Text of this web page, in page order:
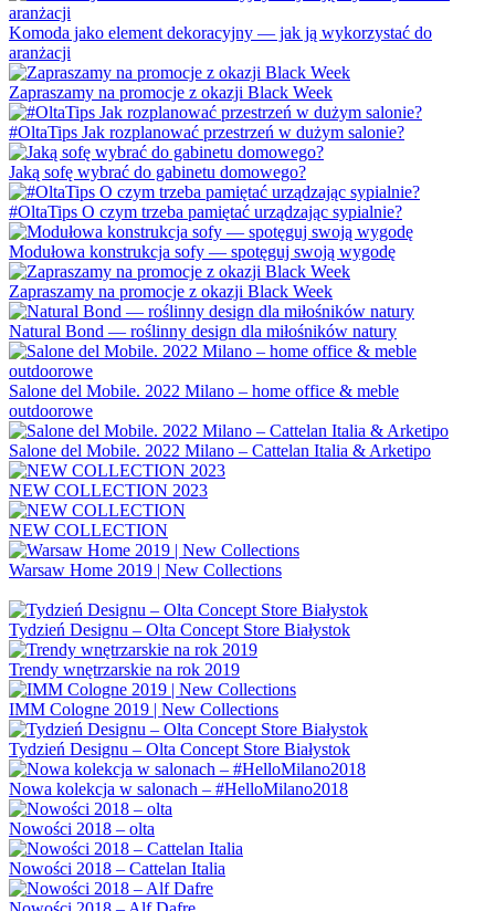
Komoda jako element dekoracyjny — jak ją wykorzystać do
aranżacji
Zapraszamy na promocje z okazji Black Week
#OltaTips Jak rozplanować przestrzeń w dużym salonie?
Jaką sofę wybrać do gabinetu domowego?
#OltaTips O czym trzeba pamiętać urządzając sypialnie?
Modułowa konstrukcja sofy — spotęguj swoją wygodę
Zapraszamy na promocje z okazji Black Week
Natural Bond — roślinny design dla miłośników natury
Salone del Mobile. 2022 Milano – home office & meble
outdoorowe
Salone del Mobile. 2022 Milano – Cattelan Italia & Arketipo
NEW COLLECTION 2023
NEW COLLECTION
Warsaw Home 2019 | New Collections
Tydzień Designu – Olta Concept Store Białystok
Trendy wnętrzarskie na rok 2019
IMM Cologne 2019 | New Collections
Tydzień Designu – Olta Concept Store Białystok
Nowa kolekcja w salonach – #HelloMilano2018
Nowości 2018 – olta
Nowości 2018 – Cattelan Italia